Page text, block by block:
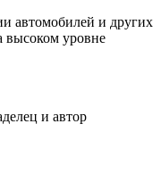
автомобилей и других
высоком уровне
и автор